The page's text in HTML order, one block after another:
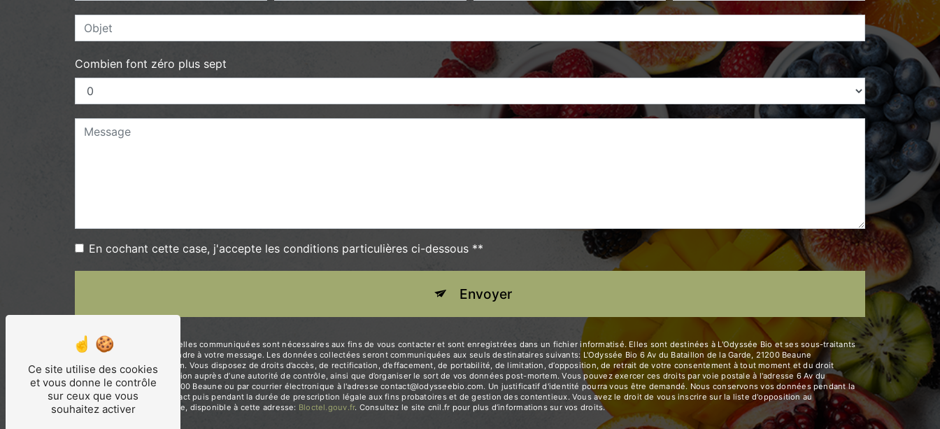
Combien font zéro plus sept
En cochant cette case, j'accepte les conditions particulières ci-dessous **
Envoyer
** Les données personnelles communiquées sont nécessaires aux fins de vous contacter et sont enregistrées dans un fichier informatisé. Elles sont destinées à L'Odyssée Bio et ses sous-traitants
dans le seul but de répondre à votre message. Les données collectées seront communiquées aux seuls destinataires suivants: L'Odyssée Bio 6 Av du Bataillon de la Garde, 21200 Beaune
contact@lodysseebio.com. Vous disposez de droits d’accès, de rectification, d’effacement, de portabilité, de limitation, d’opposition, de retrait de votre consentement à tout moment et du droit
d’introduire une réclamation auprès d’une autorité de contrôle, ainsi que d’organiser le sort de vos données post-mortem. Vous pouvez exercer ces droits par voie postale à l'adresse 6 Av du
Bataillon de la Garde, 21200 Beaune ou par courrier électronique à l'adresse contact@lodysseebio.com. Un justificatif d'identité pourra vous être demandé. Nous conservons vos données pendant la
période de prise de contact puis pendant la durée de prescription légale aux fins probatoires et de gestion des contentieux. Vous avez le droit de vous inscrire sur la liste d'opposition au
démarchage téléphonique, disponible à cette adresse:
Bloctel.gouv.fr. Consultez le site cnil.fr pour plus d’informations sur vos droits.
Ce site utilise des cookies
et vous donne le contrôle
sur ceux que vous
souhaitez activer